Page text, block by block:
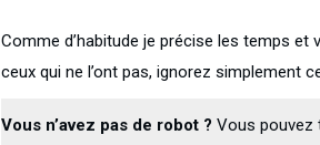
Comme d’habitude je précise les temps
ceux qui ne l’ont pas, ignorez simplement
Vous n’avez pas de robot ? Vous pouvez